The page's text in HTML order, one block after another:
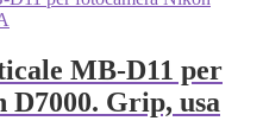
MB-D11 per
D7000. Grip, usa